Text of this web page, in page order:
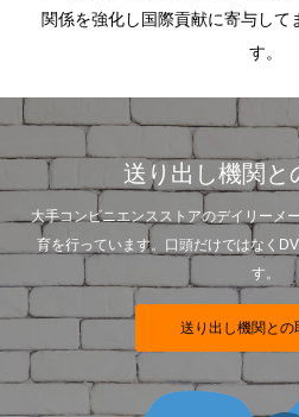
関係を強化し国際貢献に寄与して
す。
送り出し機関と
大手コンビニエンスストアのデイリーメ
育を行っています。口頭だけではなく
す。
送り出し機関との